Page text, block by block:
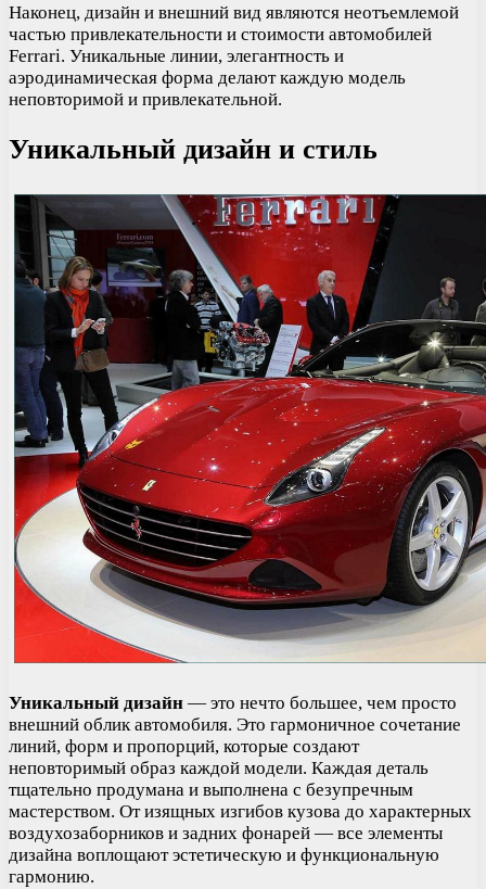
Наконец, дизайн и внешний вид являются неотъемлемой
частью привлекательности и стоимости автомобилей
Ferrari. Уникальные линии, элегантность и
аэродинамическая форма делают каждую модель
неповторимой и привлекательной.
Уникальный дизайн и стиль
Уникальный дизайн — это нечто большее, чем просто
внешний облик автомобиля. Это гармоничное сочетание
линий, форм и пропорций, которые создают
неповторимый образ каждой модели. Каждая деталь
тщательно продумана и выполнена с безупречным
мастерством. От изящных изгибов кузова до характерных
воздухозаборников и задних фонарей — все элементы
дизайна воплощают эстетическую и функциональную
гармонию.